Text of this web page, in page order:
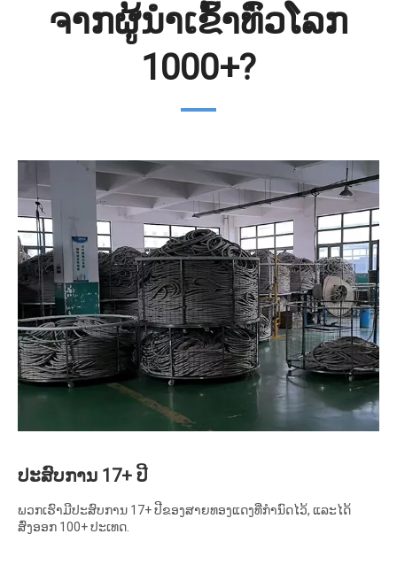
ຈາກຜູ້ນໍາເຂົ້າທົ່ວໂລກ
1000+?
ປະສົບການ 17+ ປີ
ພວກເຮົາມີປະສົບການ 17+ ປີຂອງສາຍທອງແດງທີ່ກໍານົດໄວ້, ແລະໄດ້
ສົ່ງອອກ 100+ ປະເທດ.